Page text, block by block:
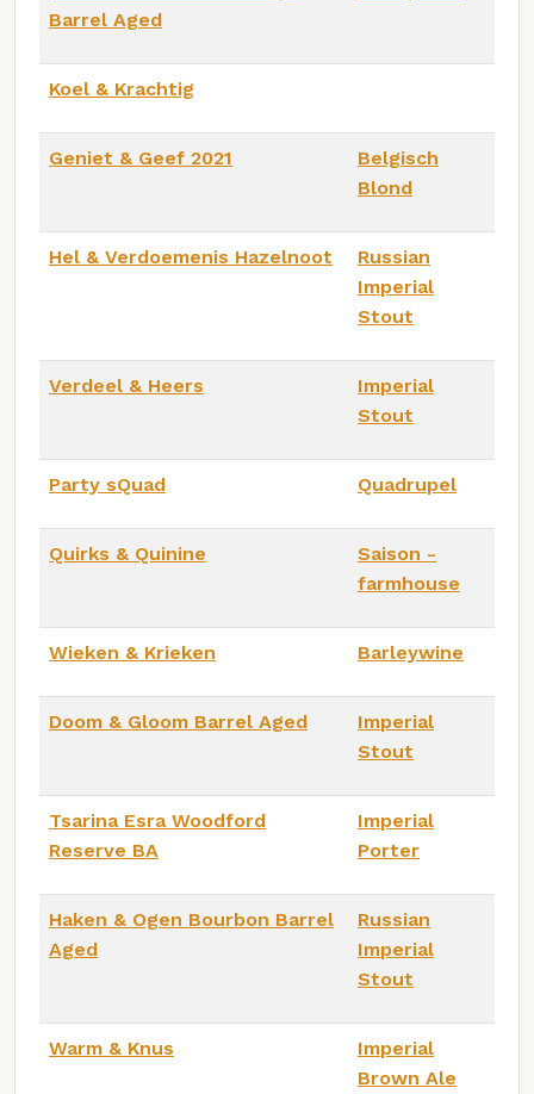
Barrel Aged
Koel & Krachtig
Geniet & Geef 2021
Belgisch
Blond
Hel & Verdoemenis Hazelnoot
Russian
Imperial
Stout
Verdeel & Heers
Imperial
Stout
Party sQuad Quadrupel
Quirks & Quinine
Saison -
farmhouse
Wieken & Krieken Barleywine
Doom & Gloom Barrel Aged
Imperial
Stout
Tsarina Esra Woodford
Reserve BA
Imperial
Porter
Haken & Ogen Bourbon Barrel
Aged
Russian
Imperial
Stout
Warm & Knus
Imperial
Brown Ale